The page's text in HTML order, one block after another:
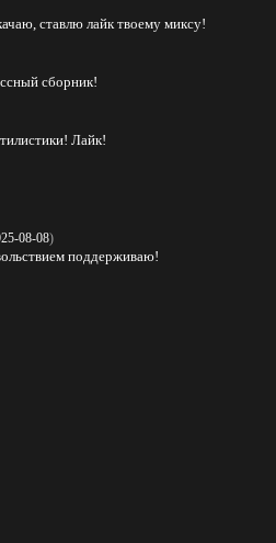
ставлю лайк твоему миксу!
сборник!
Лайк!
08-08)
поддерживаю!